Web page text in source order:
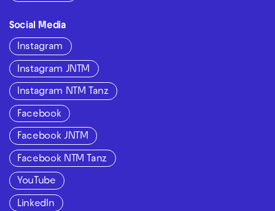
Social Media
Instagram
Instagram JNTM
Instagram NTM Tanz
Facebook
Facebook JNTM
Facebook NTM Tanz
YouTube
LinkedIn